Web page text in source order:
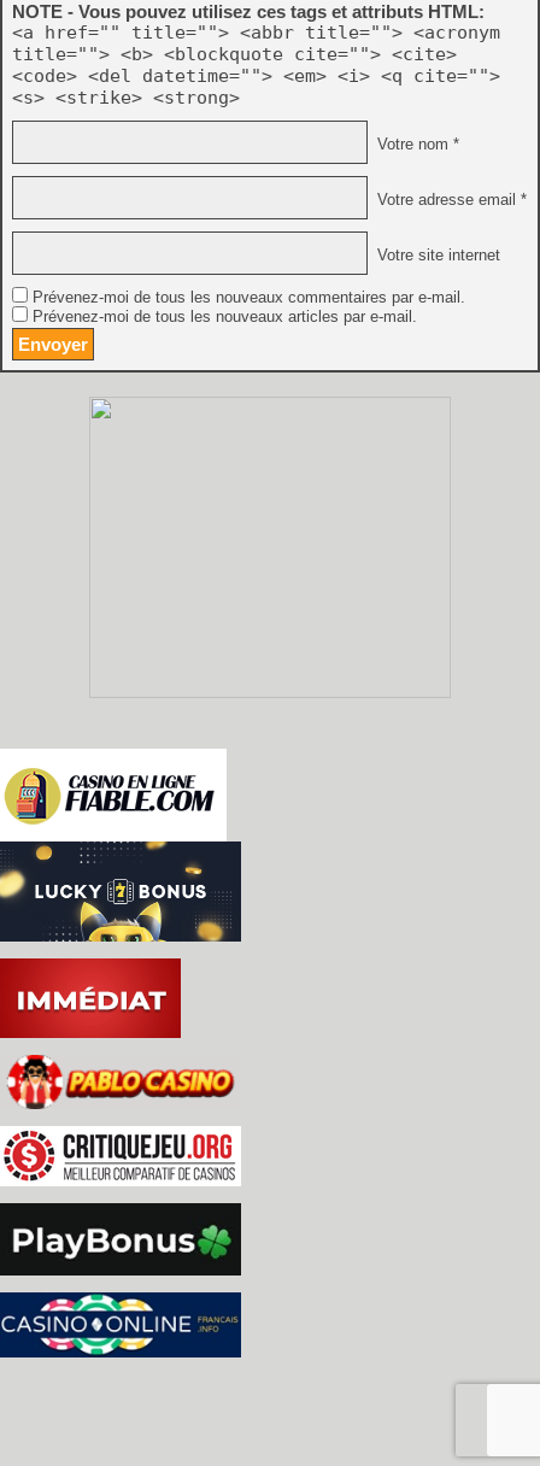
NOTE - Vous pouvez utilisez ces tags et attributs HTML:
<a href="" title=""> <abbr title=""> <acronym
title=""> <b> <blockquote cite=""> <cite>
<code> <del datetime=""> <em> <i> <q cite="">
<s> <strike> <strong>
Votre nom *
Votre adresse email *
Votre site internet
Prévenez-moi de tous les nouveaux commentaires par e-mail.
Prévenez-moi de tous les nouveaux articles par e-mail.